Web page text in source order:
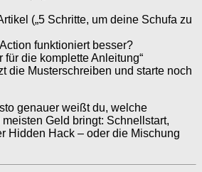
(„5 Schritte, um deine Schufa zu
funktioniert besser?
für die komplette Anleitung“
die Musterschreiben und starte noch
genauer weißt du, welche
meisten Geld bringt: Schnellstart,
Hidden Hack – oder die Mischung